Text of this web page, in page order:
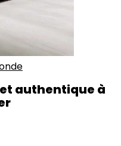
authentique à